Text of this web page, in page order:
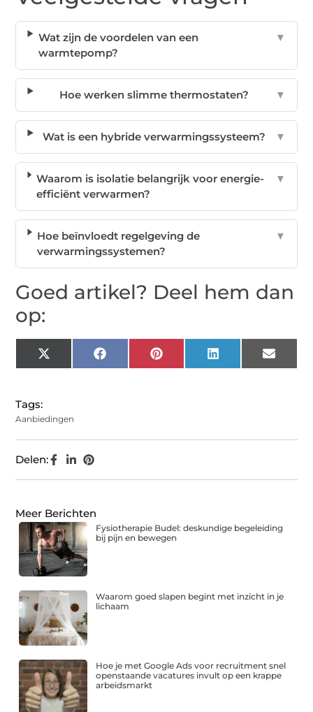
Wat zijn de voordelen van een
warmtepomp?
▼
Hoe werken slimme thermostaten? ▼
Wat is een hybride verwarmingssysteem? ▼
Waarom is isolatie belangrijk voor energie-
efficiënt verwarmen?
▼
Hoe beïnvloedt regelgeving de
verwarmingssystemen?
▼
Goed artikel? Deel hem dan
op:
X
(Twitter)
Facebook Pinterest LinkedIn Email
Tags:
Aanbiedingen
Delen:
Meer Berichten
Fysiotherapie Budel: deskundige begeleiding
bij pijn en bewegen
Waarom goed slapen begint met inzicht in je
lichaam
Hoe je met Google Ads voor recruitment snel
openstaande vacatures invult op een krappe
arbeidsmarkt